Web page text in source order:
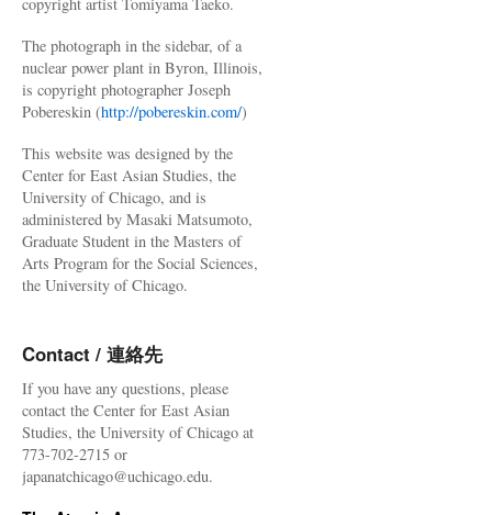
The photograph in the sidebar, of a
nuclear power plant in Byron, Illinois,
is copyright photographer Joseph
Pobereskin (http://pobereskin.com/)
This website was designed by the
Center for East Asian Studies, the
University of Chicago, and is
administered by Masaki Matsumoto,
Graduate Student in the Masters of
Arts Program for the Social Sciences,
the University of Chicago.
Contact / 連絡先
If you have any questions, please
contact the Center for East Asian
Studies, the University of Chicago at
773-702-2715 or
japanatchicago@uchicago.edu.